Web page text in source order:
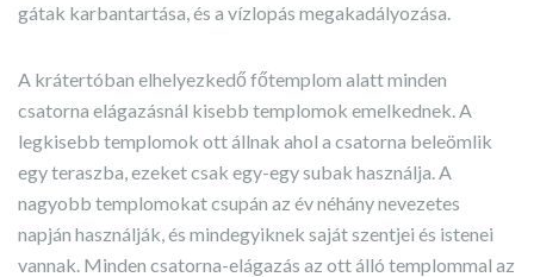
gátak karbantartása, és a vízlopás megakadályozása.
A krátertóban elhelyezkedő főtemplom alatt minden
csatorna elágazásnál kisebb templomok emelkednek. A
legkisebb templomok ott állnak ahol a csatorna beleömlik
egy teraszba, ezeket csak egy-egy subak használja. A
nagyobb templomokat csupán az év néhány nevezetes
napján használják, és mindegyiknek saját szentjei és istenei
vannak. Minden csatorna-elágazás az ott álló templommal az